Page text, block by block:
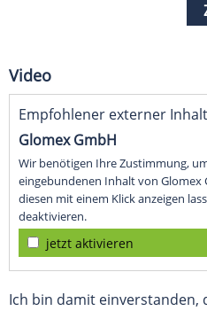
Video
Empfohlener externer
Glomex GmbH
Wir benötigen Ihre Zustimmung,
eingebundenen Inhalt von Glomex
diesen mit einem Klick anzeigen
deaktivieren.
jetzt aktivieren
Ich bin damit einverstanden,